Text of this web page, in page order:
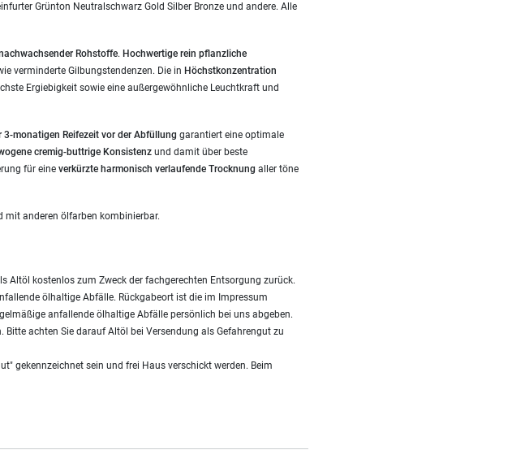
Grünton Neutralschwarz Gold Silber Bronze und andere. Alle
Rohstoffe. Hochwertige rein pflanzliche
verminderte Gilbungstendenzen. Die in Höchstkonzentration
Ergiebigkeit sowie eine außergewöhnliche Leuchtkraft und
monatigen Reifezeit vor der Abfüllung garantiert eine optimale
cremig-buttrige Konsistenz und damit über beste
für eine verkürzte harmonisch verlaufende Trocknung aller töne
mit anderen ölfarben kombinierbar.
Altöl kostenlos zum Zweck der fachgerechten Entsorgung zurück.
ölhaltige Abfälle. Rückgabeort ist die im Impressum
anfallende ölhaltige Abfälle persönlich bei uns abgeben.
achten Sie darauf Altöl bei Versendung als Gefahrengut zu
gekennzeichnet sein und frei Haus verschickt werden. Beim